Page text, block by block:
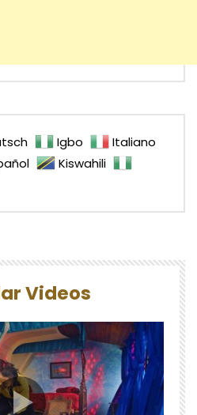
Igbo
Italiano
Kiswahili
Videos